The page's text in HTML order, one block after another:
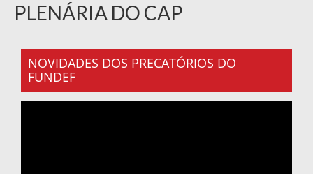
PLENÁRIA DO CAP
NOVIDADES DOS PRECATÓRIOS DO
FUNDEF